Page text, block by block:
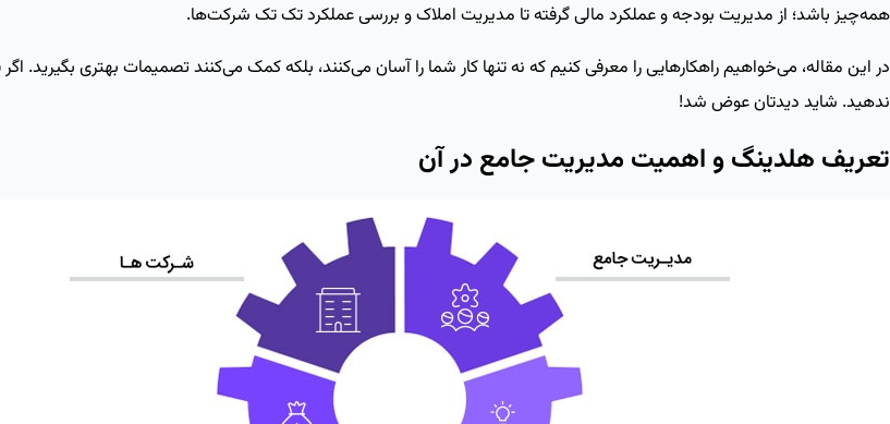
همه‌چیز باشد؛ از مدیریت بودجه و عملکرد مالی گرفته تا مدیریت املاک و بررسی عملکرد تک‌ تک شرکت‌ها.
در این مقاله، می‌خواهیم راهکارهایی را معرفی کنیم که نه‌ تنها کار شما را آسان می‌کنند، بلکه کمک می‌کنند تصمیمات بهتری بگیرید.
ندهید. شاید دیدتان عوض شد!
تعریف هلدینگ و اهمیت مدیریت جامع در آن